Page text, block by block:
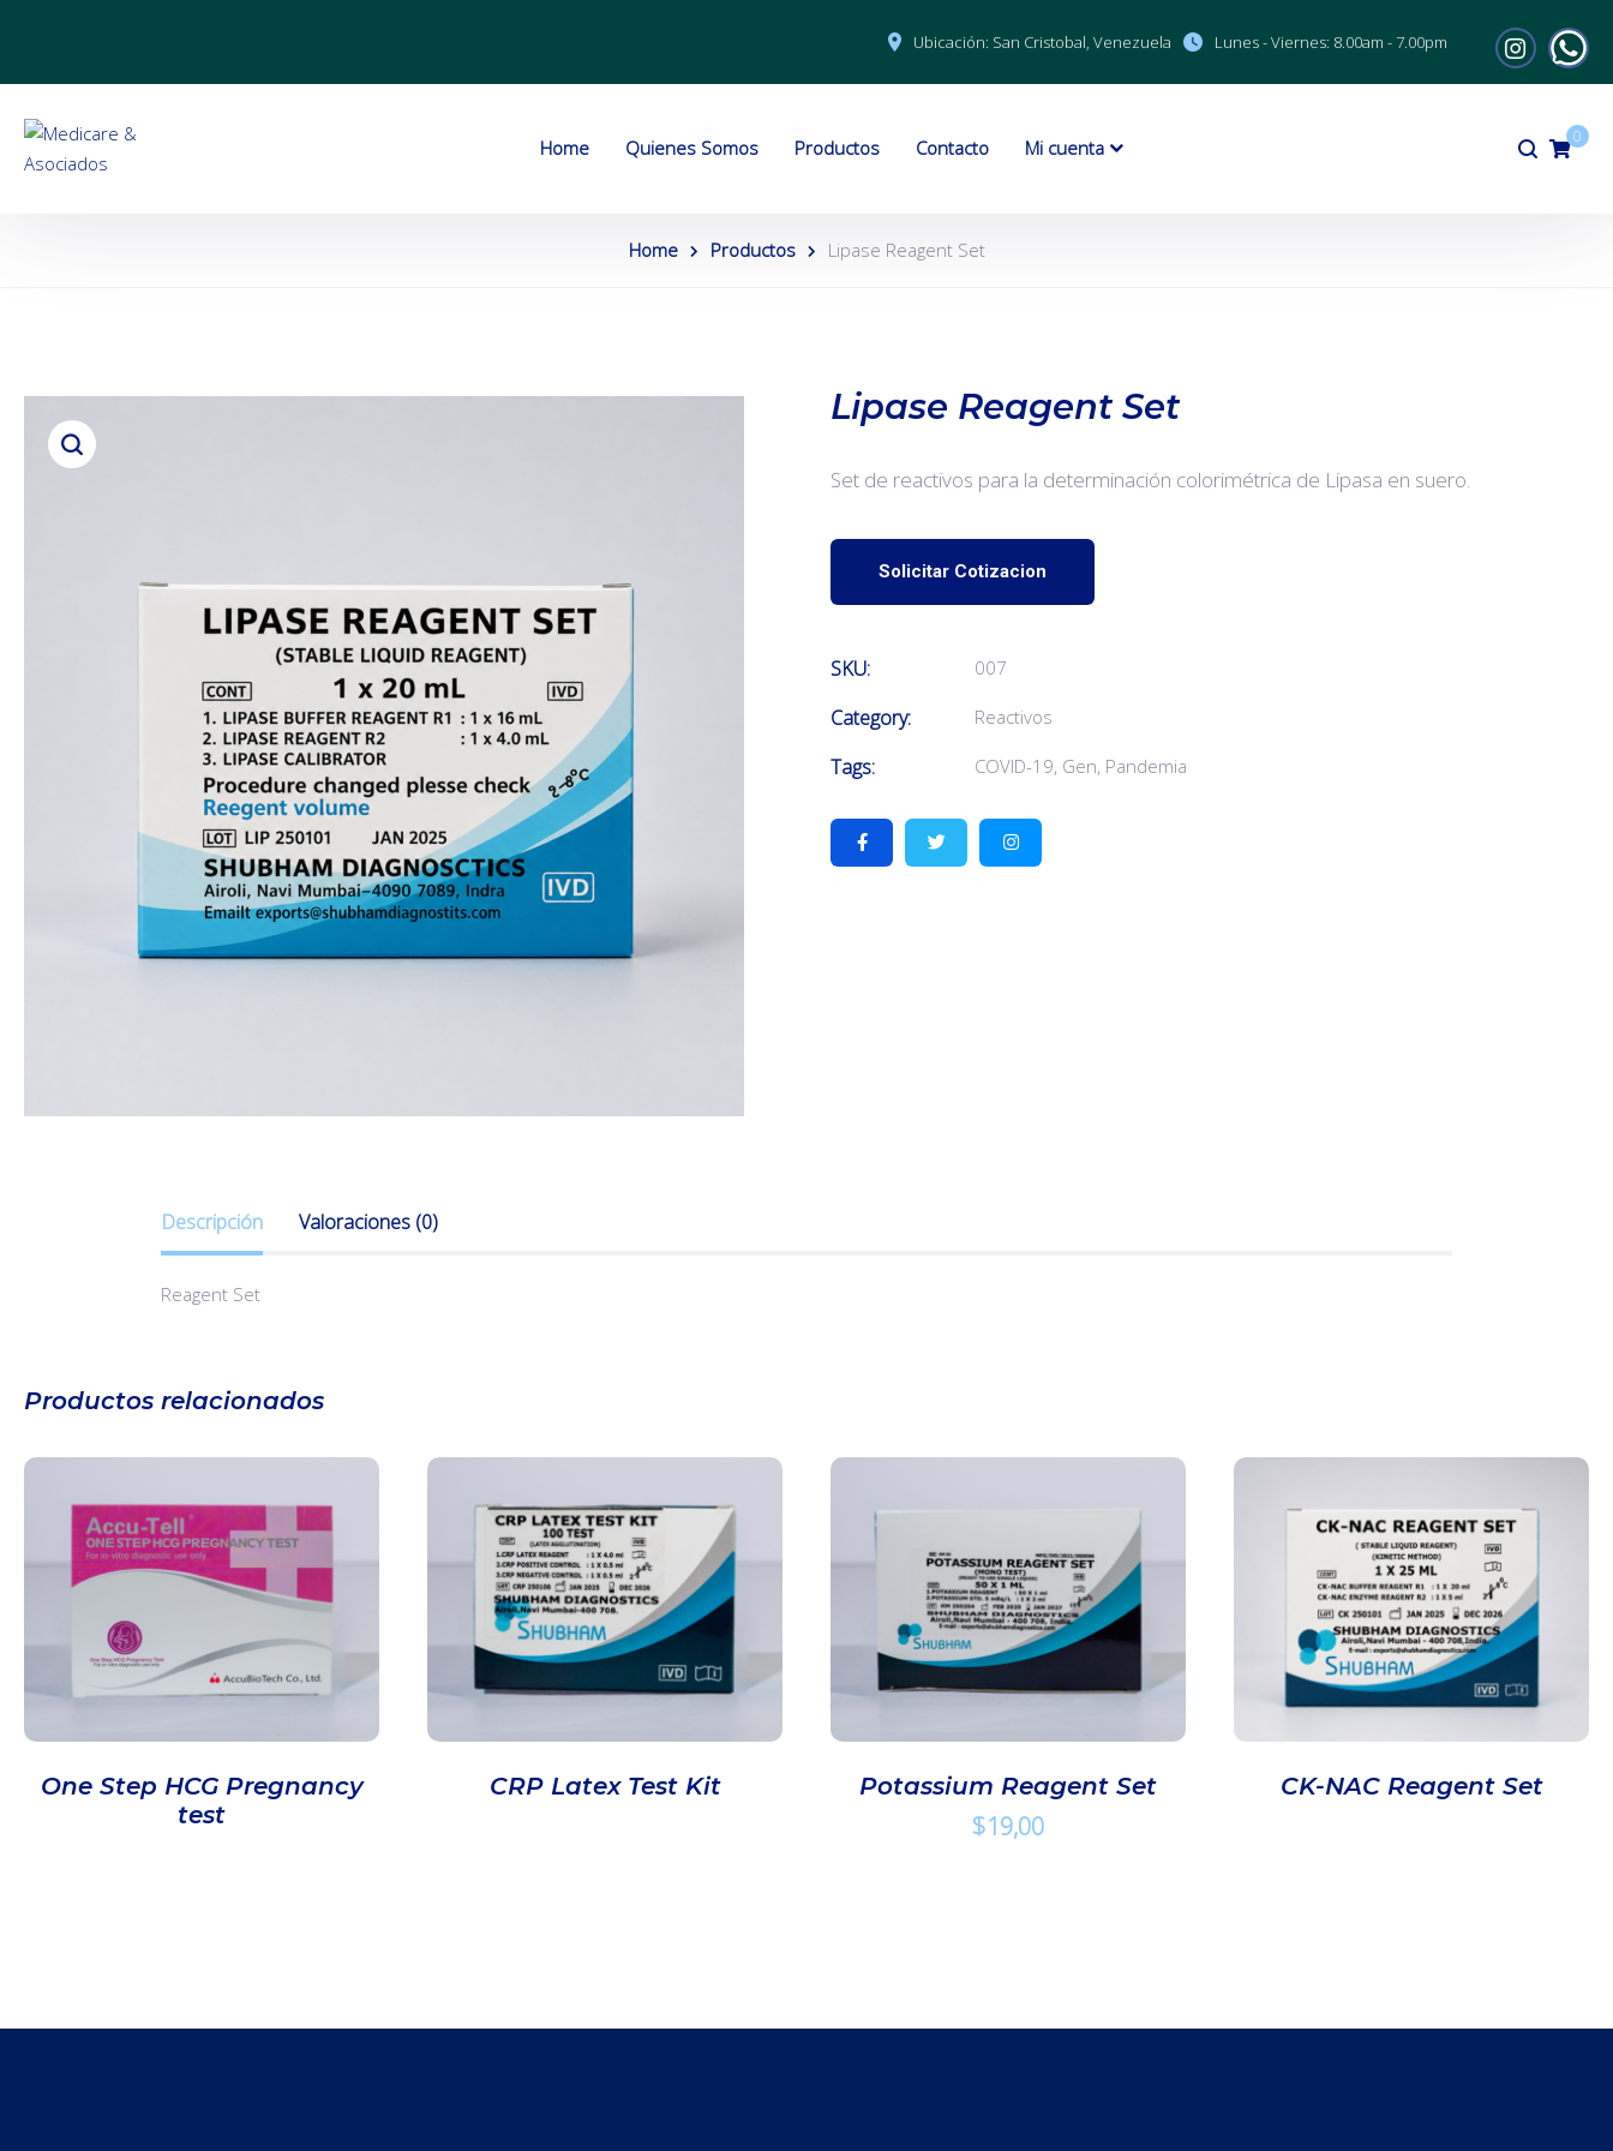
Ubicación: San Cristobal, Venezuela Lunes - Viernes: 8.00am - 7.00pm
Home Quienes Somos Productos Contacto Mi cuenta 0
Home Productos Lipase Reagent Set
Lipase Reagent Set
Set de reactivos para la determinación colorimétrica de Lipasa en suero.
Solicitar Cotizacion
SKU: 007
Category: Reactivos
Tags: COVID-19, Gen, Pandemia
Descripción Valoraciones (0)
Reagent Set
Productos relacionados
One Step HCG Pregnancy
test
CRP Latex Test Kit Potassium Reagent Set
$19,00
CK-NAC Reagent Set